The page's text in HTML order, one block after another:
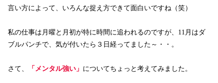
言い方によって、いろんな捉え方できて面白いですね（笑）
私の仕事は月曜と月初が特に時間に追われるのですが、11月はダ
ブルパンチで、気が付いたら３日経ってました～・・。
さて、 「メンタル強い」 についてちょっと考えてみました。